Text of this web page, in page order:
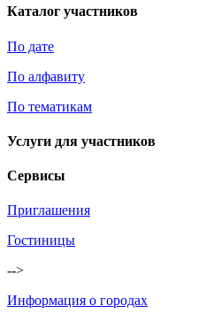
Каталог участников
По дате
По алфавиту
По тематикам
Услуги для участников
Сервисы
Приглашения
Гостиницы
-->
Информация о городах